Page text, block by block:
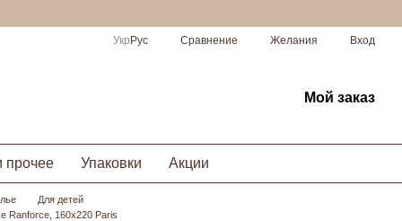
Укр Рус Сравнение Желания Вход
Мой заказ
прочее Упаковки Акции
Для детей
Ranforce, 160x220 Paris